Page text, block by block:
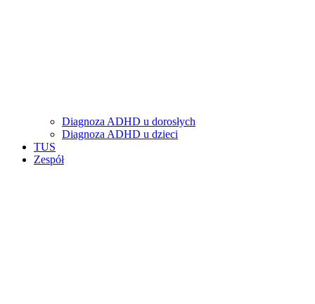
Diagnoza ADHD u dorosłych
Diagnoza ADHD u dzieci
TUS
Zespół